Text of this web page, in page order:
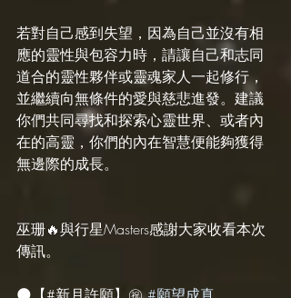
若對自己感到失望，因為自己並沒有相
應的靈性與包容力時，請讓自己和志同
道合的靈性夥伴或靈魂家人一起修行，
並繼續向無條件的愛與慈悲進發。建議
你們共同尋找和探索心靈世界、或者內
在的高靈，你們的內在智慧便能夠獲得
無邊際的成長。
巫珊🔥與行星Masters感謝大家收看本次
傳訊。